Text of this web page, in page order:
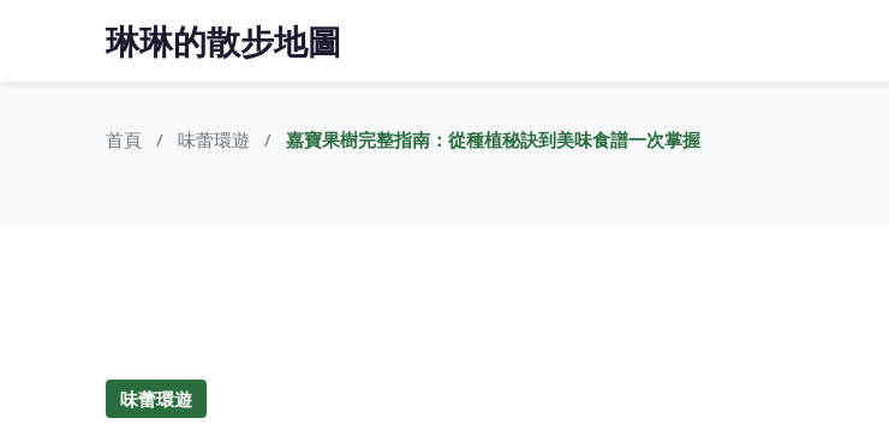
琳琳的散步地圖
首頁 味蕾環遊 嘉寶果樹完整指南：從種植秘訣到美味食譜一次掌握
味蕾環遊